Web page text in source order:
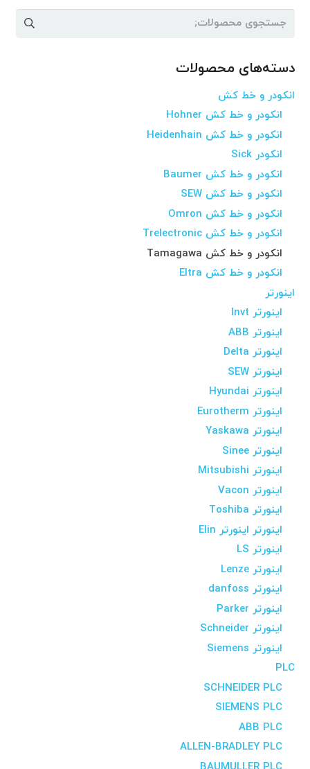
جستجو
دسته‌های محصولات
انکودر و خط کش
انکودر و خط کش Hohner
انکودر و خط کش Heidenhain
انکودر Sick
انکودر و خط کش Baumer
انکودر و خط کش SEW
انکودر و خط کش Omron
انکودر و خط کش Trelectronic
انکودر و خط کش Tamagawa
انکودر و خط کش Eltra
اینورتر
اینورتر Invt
اینورتر ABB
اینورتر Delta
اینورتر SEW
اینورتر Hyundai
اینورتر Eurotherm
اینورتر Yaskawa
اینورتر Sinee
اینورتر Mitsubishi
اینورتر Vacon
اینورتر Toshiba
اینورتر اینورتر Elin
اینورتر LS
اینورتر Lenze
اینورتر danfoss
اینورتر Parker
اینورتر Schneider
اینورتر Siemens
PLC
SCHNEIDER PLC
SIEMENS PLC
ABB PLC
ALLEN-BRADLEY PLC